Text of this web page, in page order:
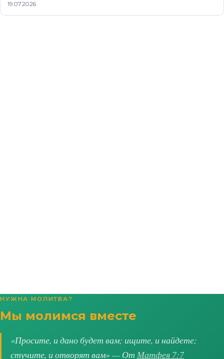
19.07.2026
НУЖНА МОЛИТВА?
Мы молимся вместе
«Просите, и дано будет вам; ищите, и найдете;
стучите, и отворят вам» — От Матфея 7:7